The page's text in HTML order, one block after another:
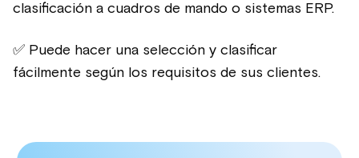
clasificación a cuadros de mando o sistemas ERP.
✅ Puede hacer una selección y clasificar
fácilmente según los requisitos de sus clientes.